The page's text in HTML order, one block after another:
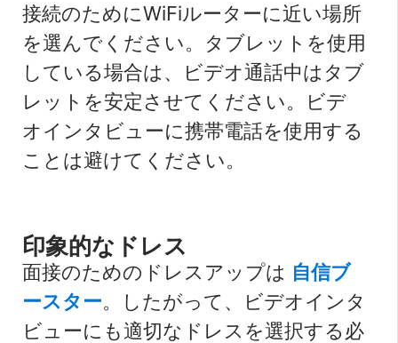
接続のためにWiFiルーターに近い場所
を選んでください。タブレットを使用
している場合は、ビデオ通話中はタブ
レットを安定させてください。ビデ
オインタビューに携帯電話を使用する
ことは避けてください。
印象的なドレス
面接のためのドレスアップは 自信ブ
ースター。したがって、ビデオインタ
ビューにも適切なドレスを選択する必